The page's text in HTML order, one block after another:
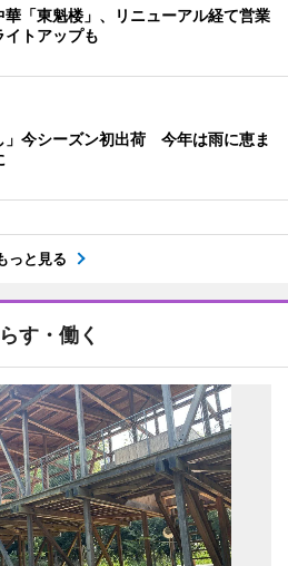
華「東魁楼」、リニューアル経て営業
トアップも
」今シーズン初出荷 今年は雨に恵ま
っと見る
す・働く